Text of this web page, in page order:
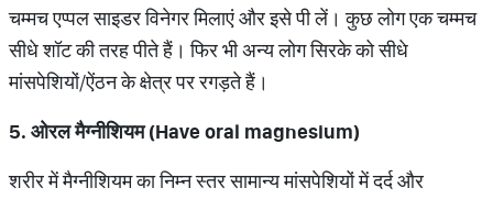
चम्मच एप्पल साइडर विनेगर मिलाएं और इसे पी लें। कुछ लोग एक चम्मच
सीधे शॉट की तरह पीते हैं। फिर भी अन्य लोग सिरके को सीधे
मांसपेशियों/ऐंठन के क्षेत्र पर रगड़ते हैं।
5. ओरल मैग्नीशियम (Have oral magnesium)
शरीर में मैग्नीशियम का निम्न स्तर सामान्य मांसपेशियों में दर्द और